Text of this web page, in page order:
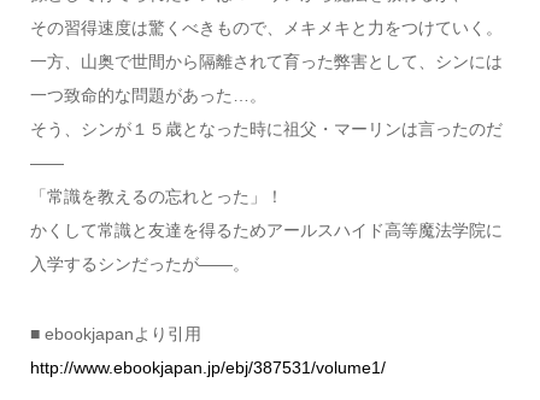
その習得速度は驚くべきもので、メキメキと力をつけていく。
一方、山奥で世間から隔離されて育った弊害として、シンには
一つ致命的な問題があった…。
そう、シンが１５歳となった時に祖父・マーリンは言ったのだ
――
「常識を教えるの忘れとった」！
かくして常識と友達を得るためアールスハイド高等魔法学院に
入学するシンだったが――。
■ ebookjapanより引用
http://www.ebookjapan.jp/ebj/387531/volume1/